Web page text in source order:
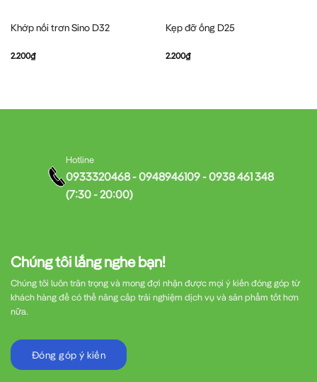
Khớp nối trơn Sino D32
2.200₫
Kẹp đỡ ống D25
2.200₫
Chúng tôi lắng nghe bạn!
Chúng tôi luôn trân trọng và mong đợi nhận được mọi ý kiến đóng góp từ
khách hàng để có thể nâng cấp trải nghiệm dịch vụ và sản phẩm tốt hơn
nữa.
Đóng góp ý kiến
Hotline
0933320468 - 0948946109 - 0938 461 348
(7:30 - 20:00)